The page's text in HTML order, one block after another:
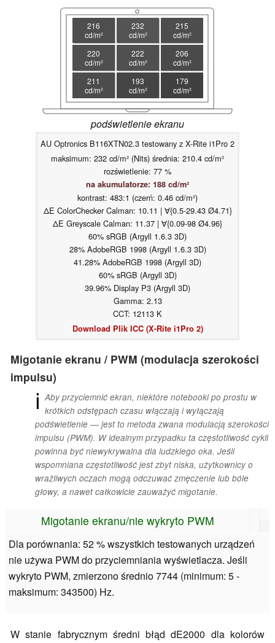
216
cd/m²
232
cd/m²
215
cd/m²
220
cd/m²
222
cd/m²
206
cd/m²
211
cd/m²
193
cd/m²
179
cd/m²
podświetlenie ekranu
AU Optronics B116XTN02.3 testowany z X-Rite i1Pro 2
maksimum: 232 cd/m² (Nits) średnia: 210.4 cd/m²
rozświetlenie: 77 %
na akumulatorze: 188 cd/m²
kontrast: 483:1 (czerń: 0.46 cd/m²)
ΔE ColorChecker Calman: 10.11 | ∀{0.5-29.43 Ø4.71}
ΔE Greyscale Calman: 11.37 | ∀{0.09-98 Ø4.96}
60% sRGB (Argyll 1.6.3 3D)
28% AdobeRGB 1998 (Argyll 1.6.3 3D)
41.28% AdobeRGB 1998 (Argyll 3D)
60% sRGB (Argyll 3D)
39.96% Display P3 (Argyll 3D)
Gamma: 2.13
CCT: 12113 K
Download Plik ICC (X-Rite i1Pro 2)
Migotanie ekranu / PWM (modulacja szerokości
impulsu)
ℹ Aby przyciemnić ekran, niektóre notebooki po prostu w
krótkich odstępach czasu włączają i wyłączają
podświetlenie — jest to metoda zwana modulacją szerokości
impulsu (PWM). W idealnym przypadku ta częstotliwość cykli
powinna być niewykrywalna dla ludzkiego oka. Jeśli
wspomniana częstotliwość jest zbyt niska, użytkownicy o
wrażliwych oczach mogą odczuwać zmęczenie lub bóle
głowy, a nawet całkowicie zauważyć migotanie.
Migotanie ekranu/nie wykryto PWM
Dla porównania: 52 % wszystkich testowanych urządzeń
nie używa PWM do przyciemniania wyświetlacza. Jeśli
wykryto PWM, zmierzono średnio 7744 (minimum: 5 -
maksimum: 343500) Hz.
W stanie fabrycznym średni błąd dE2000 dla kolorów